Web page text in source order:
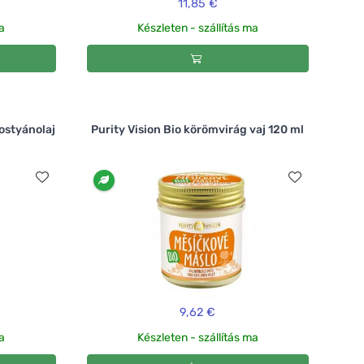
11,85 €
Készleten - szállítás ma
Purity Vision Bio körömvirág vaj 120 ml
9,62 €
Készleten - szállítás ma